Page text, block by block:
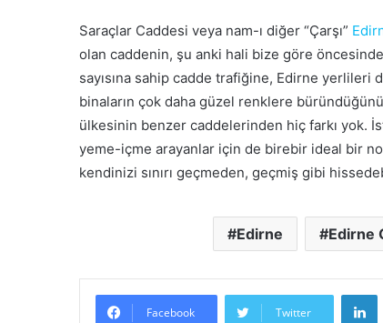
Saraçlar Caddesi veya nam-ı diğer “Çarşı”
olan caddenin, şu anki hali bize göre
sayısına sahip cadde trafiğine, Edirne
binaların çok daha güzel renklere
ülkesinin benzer caddelerinden hiç farkı yok.
yeme-içme arayanlar için de birebir ideal bir
kendinizi sınırı geçmeden, geçmiş gibi
Edirne Edirne
Facebook Twitter